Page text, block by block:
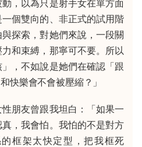
，以為只是射手女在單方面
個雙向的、非正式的試用階
探索，對她們來說，一段關
和束縛，那寧可不要。所以
，不如說是她們在確認「跟
快樂會不會被壓縮？」
朋友曾跟我坦白：「如果一
，我會怕。我怕的不是對方
框架太快定型，把我框死